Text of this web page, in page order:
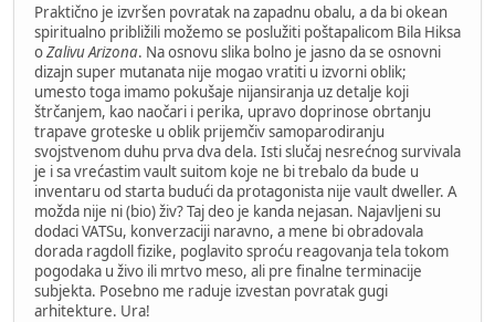
Praktično je izvršen povratak na zapadnu obalu, a da bi okean
spiritualno približili možemo se poslužiti poštapalicom Bila Hiksa
oZalivu Arizona. Na osnovu slika bolno je jasno da se osnovni
dizajn super mutanata nije mogao vratiti u izvorni oblik;
umesto toga imamo pokušaje nijansiranja uz detalje koji
štrčanjem, kao naočari i perika, upravo doprinose obrtanju
trapave groteske u oblik prijemčiv samoparodiranju
svojstvenom duhu prva dva dela. Isti slučaj nesrećnog survivala
je i sa vrećastim vault suitom koje ne bi trebalo da bude u
inventaru od starta budući da protagonista nije vault dweller. A
možda nije ni (bio) živ? Taj deo je kanda nejasan. Najavljeni su
dodaci VATSu, konverzaciji naravno, a mene bi obradovala
dorada ragdoll fizike, poglavito sproću reagovanja tela tokom
pogodaka u živo ili mrtvo meso, ali pre finalne terminacije
subjekta. Posebno me raduje izvestan povratak gugi
arhitekture. Ura!